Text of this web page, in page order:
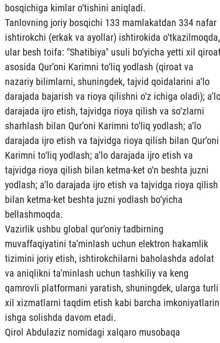
bosqichiga kimlar o‘tishini aniqladi.
Tanlovning joriy bosqichi 133 mamlakatdan 334 nafar
ishtirokchi (erkak va ayollar) ishtirokida o‘tkazilmoqda,
ular besh toifa: "Shatibiya" usuli bo‘yicha yetti xil
asosida Qur’oni Karimni to‘liq yodlash (qiroat va
nazariy bilimlarni, shuningdek, tajvid qoidalarini a’lo
darajada bajarish va rioya qilishni o‘z ichiga oladi);
darajada ijro etish, tajvidga rioya qilish va so‘zlarni
sharhlash bilan Qur’oni Karimni to‘liq yodlash; a’lo
darajada ijro etish va tajvidga rioya qilish bilan Qur’oni
Karimni to‘liq yodlash; a’lo darajada ijro etish va
tajvidga rioya qilish bilan ketma-ket o‘n beshta juzni
yodlash; a’lo darajada ijro etish va tajvidga rioya qilish
bilan ketma-ket beshta juzni yodlash bo‘yicha
bellashmoqda.
Vazirlik ushbu global qur’oniy tadbirning
muvaffaqiyatini ta’minlash uchun elektron hakamlik
tizimini joriy etish, ishtirokchilarni baholashda adolat
va aniqlikni ta’minlash uchun tashkiliy va keng
qamrovli platformani yaratish, shuningdek, ularga turli
xil xizmatlarni taqdim etish kabi barcha
ishga solishda davom etadi.
Qirol Abdulaziz nomidagi xalqaro musobaqa